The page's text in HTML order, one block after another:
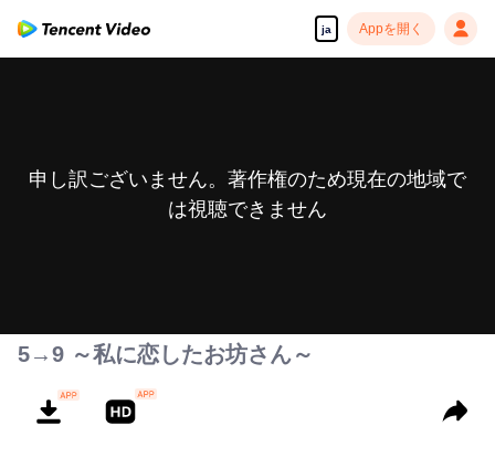
ja Appを開く
申し訳ございません。著作権のため現在の地域で
は視聴できません
5→9 ～私に恋したお坊さん～